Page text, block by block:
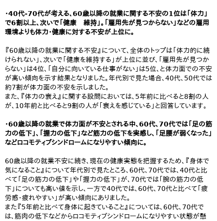
・40代-70代が考える、60歳以降の就業に関する不安の1位は「体力」
で6割以上、次いで「健康 維持」。「雇用先が見つからない」などの雇用
環境よりも体力・健康に対する不安が上位に。
『60歳以降の就業に関する不安』について、全体のトップは「体力的に続
けられない」、次いで「健康を維持する」が上位に並び、「雇用先が見つか
らない」は4位、「自分に向いている仕事がない」は5位、と体力面での不安
が高い傾向を示す結果となりました。年代別で見た場合、40代、50代では
約7割が体力面の不安を示しました。
また、『体力の衰え』に関する設問においては、5年前に比べると8割の人
が、10年前と比べると9割の人が「衰えを感じている」と回答しています。
・60歳以降の就業で体力面が不安とされる中、60代、70代では「足の筋
力の低下」、「握力の低下」など筋力の低下を実感し、「足腰が弱くなった」
などロコモティブシンドロームになりやすい傾向に。
60歳以降の就業不安に続き、現在の健康実態を把握するため、『身体で
気になること』について年代別で見たところ、60代、70代では、40代と比
べて「足の筋力の低下」や「握力の低下」が、70代では「腕の筋力の低
下」についても高い値を示し、一方で40代では、60代、70代と比べて「疲
労感・疲れやすい」が高い傾向にありました。
また『5年前と比べて身体に起きていること』については、60代、70代で
は、筋肉の低下などからロコモティブシンドロームになりやすい状態が懸